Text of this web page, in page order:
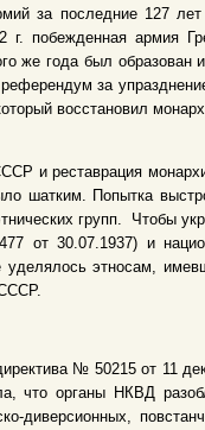
за последние 127
побежденная армия
же года был
за
восстановил
и реставрация
шатким. Попытка
групп. Чтобы
от 30.07.1937) и
этносам,
№ 50215 от 11
органы НКВД
диверсионных,